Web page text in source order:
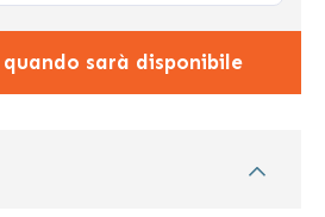
sarà disponibile